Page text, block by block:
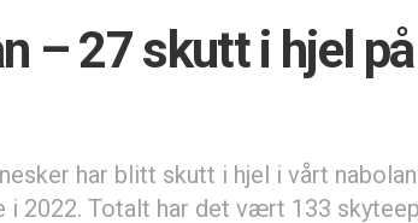
– 27 skutt i hjel
har blitt skutt i hjel i vårt
i 2022. Totalt har det vært 133